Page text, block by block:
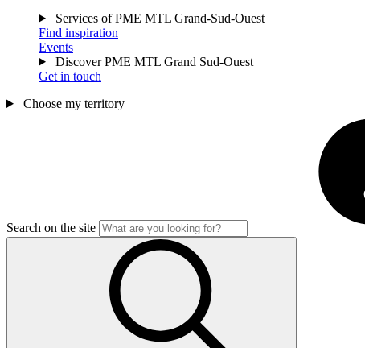
Services of PME MTL Grand-Sud-Ouest
Find inspiration
Events
Discover PME MTL Grand Sud-Ouest
Get in touch
Choose my territory
Search on the site